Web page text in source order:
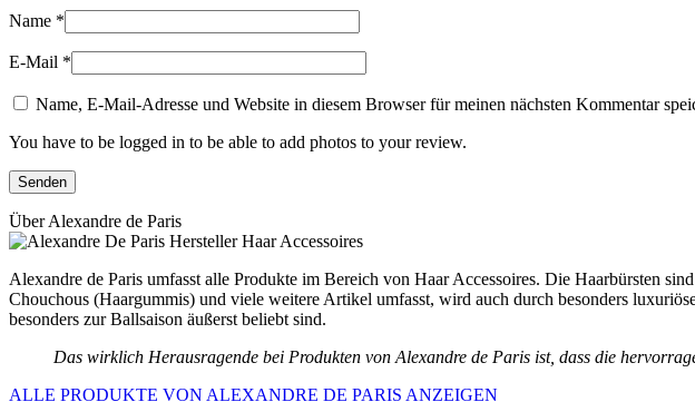
Name *
E-Mail *
Name, E-Mail-Adresse und Website in diesem Browser für meinen nächsten Kommentar
You have to be logged in to be able to add photos to your review.
Über Alexandre de Paris
Alexandre de Paris umfasst alle Produkte im Bereich von Haar Accessoires. Die Haarbürsten
Chouchous (Haargummis) und viele weitere Artikel umfasst, wird auch durch besonders
besonders zur Ballsaison äußerst beliebt sind.
Das wirklich Herausragende bei Produkten von Alexandre de Paris ist, dass die
ALLE PRODUKTE VON ALEXANDRE DE PARIS ANZEIGEN